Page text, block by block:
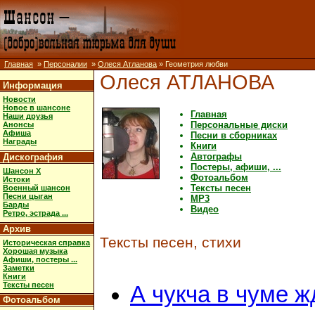
Главная » Персоналии » Олеся Атланова » Геометрия любви
Информация
Новости
Новое в шансоне
Наши друзья
Анонсы
Афиша
Награды
Дискография
Шансон X
Истоки
Военный шансон
Песни цыган
Барды
Ретро, эстрада ...
Архив
Историческая справка
Хорошая музыка
Афиши, постеры ...
Заметки
Книги
Тексты песен
Фотоальбом
Олеся АТЛАНОВА
Главная
Персональные диски
Песни в сборниках
Книги
Автографы
Постеры, афиши, ...
Фотоальбом
Тексты песен
MP3
Видео
Тексты песен, стихи
А чукча в чуме